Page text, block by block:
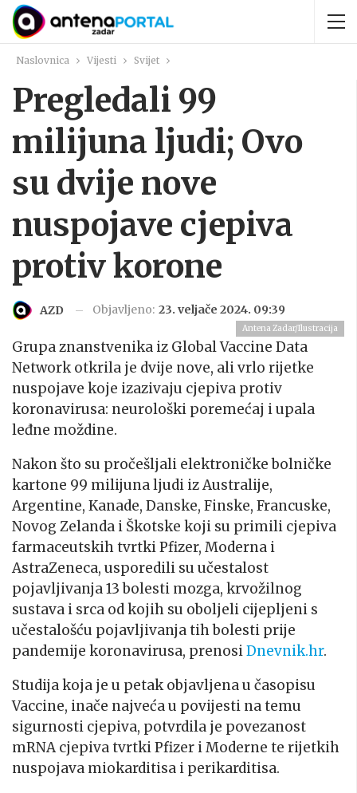
Naslovnica Vijesti Svijet
Pregledali 99
milijuna ljudi; Ovo
su dvije nove
nuspojave cjepiva
protiv korone
AZD Objavljeno: 23. veljače 2024. 09:39
Antena Zadar/Ilustracija
Grupa znanstvenika iz Global Vaccine Data
Network otkrila je dvije nove, ali vrlo rijetke
nuspojave koje izazivaju cjepiva protiv
koronavirusa: neurološki poremećaj i upala
leđne moždine.
Nakon što su pročešljali elektroničke bolničke
kartone 99 milijuna ljudi iz Australije,
Argentine, Kanade, Danske, Finske, Francuske,
Novog Zelanda i Škotske koji su primili cjepiva
farmaceutskih tvrtki Pfizer, Moderna i
AstraZeneca, usporedili su učestalost
pojavljivanja 13 bolesti mozga, krvožilnog
sustava i srca od kojih su oboljeli cijepljeni s
učestalošću pojavljivanja tih bolesti prije
pandemije koronavirusa, prenosiDnevnik.hr.
Studija koja je u petak objavljena u časopisu
Vaccine, inače najveća u povijesti na temu
sigurnosti cjepiva, potvrdila je povezanost
mRNA cjepiva tvrtki Pfizer i Moderne te rijetkih
nuspojava miokarditisa i perikarditisa.